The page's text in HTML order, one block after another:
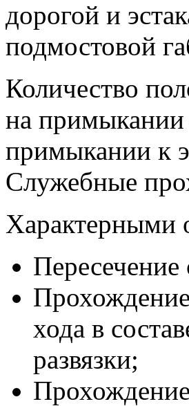
дорогой и
подмостовой
Количество
на
примыкании к
Служебные
Характерными
хода в
развязки;